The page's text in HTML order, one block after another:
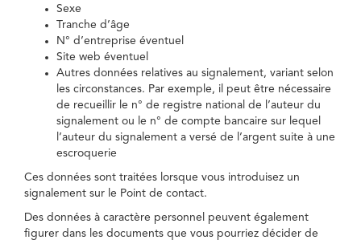
Sexe
Tranche d’âge
N° d’entreprise éventuel
Site web éventuel
Autres données relatives au signalement, variant selon
les circonstances. Par exemple, il peut être nécessaire
de recueillir le n° de registre national de l’auteur du
signalement ou le n° de compte bancaire sur lequel
l’auteur du signalement a versé de l’argent suite à une
escroquerie
Ces données sont traitées lorsque vous introduisez un
signalement sur le Point de contact.
Des données à caractère personnel peuvent également
figurer dans les documents que vous pourriez décider de